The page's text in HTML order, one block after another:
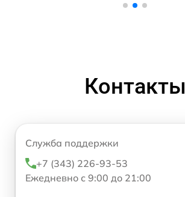
Контакты
Служба поддержки
+7 (343) 226-93-53
Ежедневно с 9:00 до 21:00